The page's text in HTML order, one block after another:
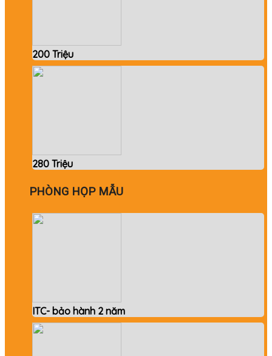
200 Triệu
280 Triệu
PHÒNG HỌP MẪU
ITC- bảo hành 2 năm